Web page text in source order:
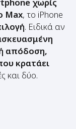
. Ειδικά αν
απόδοση,
κρατάει
και δύο.
με έπεισε